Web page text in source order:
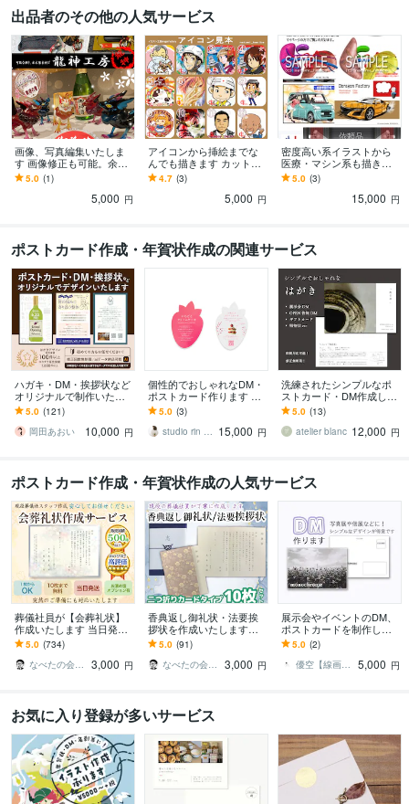
出品者のその他の人気サービス
画像、写真編集いたしま
す 画像修正も可能。余分
な部分を消したり追加し
たり応相談
5.0 (1)
5,000 円
アイコンから挿絵までな
んでも描きます カット、
説明図、マシン系からウ
ェルカムボードまで何で
4.7 (3)
5,000 円
密度高い系イラストから
医療・マシン系も描きま
す イメージ図などもラフ
と説明から制作します。
5.0 (3)
15,000 円
ポストカード作成・年賀状作成の関連サービス
ハガキ・DM・挨拶状など
オリジナルで制作いたし
ます 印刷のサポートも可
能です。不慣れな方も気
軽にお問合わせ下さい
5.0 (121)
岡田あおい
10,000 円
個性的でおしゃれなDM・
ポストカード作ります 〜
丁寧なヒアリングのもと
最適なデザインを提案し
ます〜
5.0 (3)
studio rin rin_eika 15,000 円
洗練されたシンプルなポ
ストカード・DM作成しま
す 展示会やイベントの招
待状など。見やすく分か
りやすいデザイン
5.0 (13)
atelier blanc 12,000 円
ポストカード作成・年賀状作成の人気サービス
葬儀社員が【会葬礼状】
作成いたします 当日発
送・翌日配達可能／忌引
証明として１枚でもOK！
5.0 (734)
なべたの会葬礼状
3,000 円
香典返し御礼状・法要挨
拶状を作成いたします
【二つ折りカードタイプ1
0枚セット】当日発送・翌
日配達可能
5.0 (91)
なべたの会葬礼状
3,000 円
展示会やイベントのDM、
ポストカードを制作しま
す 作品/メインビジュアル
を使用して、印象に残るD
Mに！
5.0 (2)
優空【線画・DMハガキ作成】
5,000 円
お気に入り登録が多いサービス